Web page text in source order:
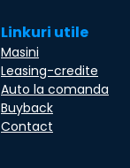
Linkuri utile
Masini
Leasing-credite
Auto la comanda
Buyback
Contact